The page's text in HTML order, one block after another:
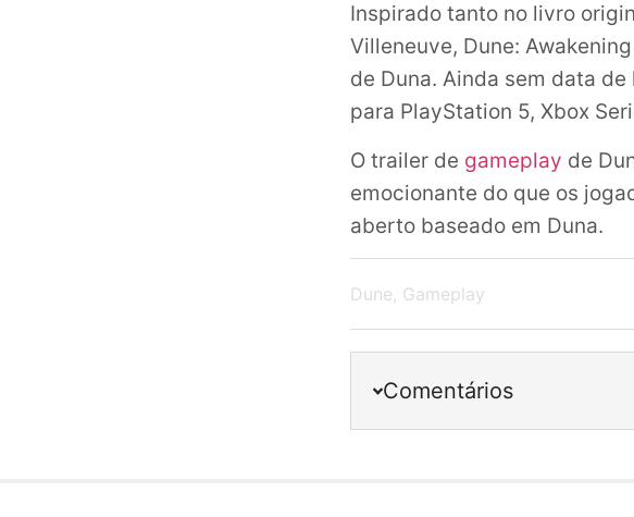
Inspirado tanto no livro
Villeneuve, Dune:
de Duna. Ainda sem data
para PlayStation 5, Xbox
O trailer de gameplay de
emocionante do que os
aberto baseado em Duna.
Dune, Gameplay
Comentários